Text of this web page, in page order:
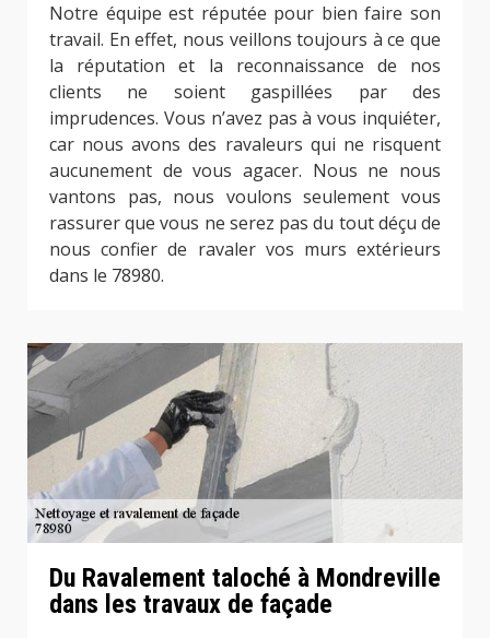
Notre équipe est réputée pour bien faire son
travail. En effet, nous veillons toujours à ce que
la réputation et la reconnaissance de nos
clients ne soient gaspillées par des
imprudences. Vous n’avez pas à vous inquiéter,
car nous avons des ravaleurs qui ne risquent
aucunement de vous agacer. Nous ne nous
vantons pas, nous voulons seulement vous
rassurer que vous ne serez pas du tout déçu de
nous confier de ravaler vos murs extérieurs
dans le 78980.
Du Ravalement taloché à Mondreville
dans les travaux de façade